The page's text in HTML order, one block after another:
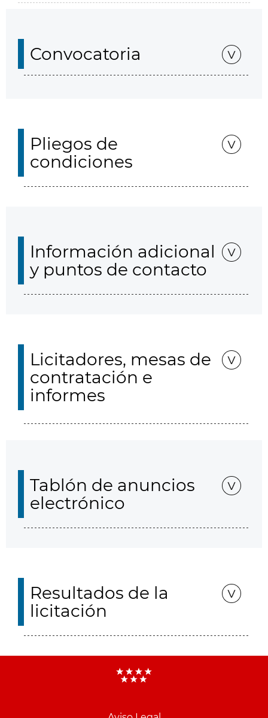
Convocatoria
Pliegos de
condiciones
Información adicional
y puntos de contacto
Licitadores, mesas de
contratación e
informes
Tablón de anuncios
electrónico
Resultados de la
licitación